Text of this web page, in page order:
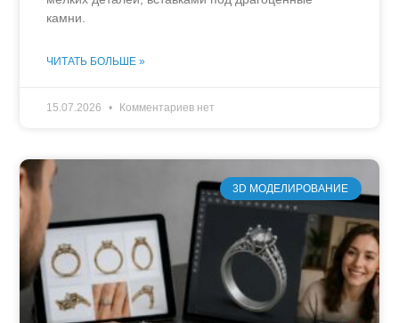
камни.
ЧИТАТЬ БОЛЬШЕ »
15.07.2026 Комментариев нет
3D МОДЕЛИРОВАНИЕ